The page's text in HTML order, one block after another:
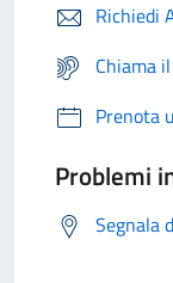
Richiedi
Chiama
Prenota
Problemi
Segnala